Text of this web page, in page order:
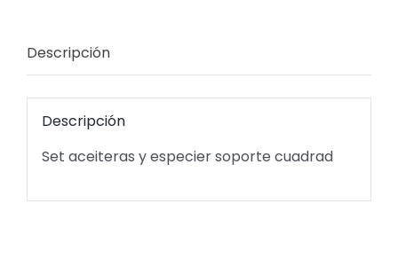
Descripción
Descripción
Set aceiteras y especier soporte cuadrad